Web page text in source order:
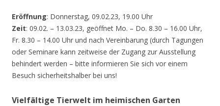
Eröffnung: Donnerstag, 09.02.23, 19.00 Uhr
Zeit: 09.02. – 13.03.23, geöffnet Mo. – Do. 8.30 – 16.00 Uhr,
Fr. 8.30 – 14.00 Uhr und nach Vereinbarung (durch Tagungen
oder Seminare kann zeitweise der Zugang zur Ausstellung
behindert werden – bitte informieren Sie sich vor einem
Besuch sicherheitshalber bei uns!
Vielfältige Tierwelt im heimischen Garten